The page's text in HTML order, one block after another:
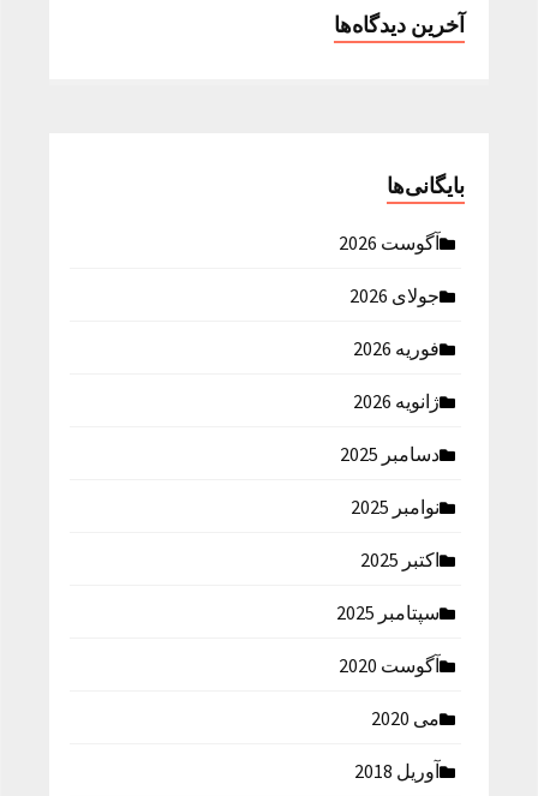
آخرین دیدگاه‌ها
بایگانی‌ها
آگوست 2026
جولای 2026
فوریه 2026
ژانویه 2026
دسامبر 2025
نوامبر 2025
اکتبر 2025
سپتامبر 2025
آگوست 2020
می 2020
آوریل 2018